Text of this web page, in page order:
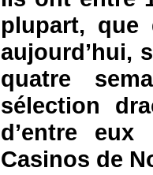
plupart, que
aujourd’hui,
quatre
sélection
d’entre
Casinos de